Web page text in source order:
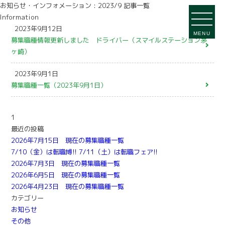
MENU
お知らせ・インフォメーション : 2023/9 記事一覧
Information
2023年9月12日
募集職種情報更新しました ドライバー（スマイルステーション茅
ヶ崎）
2023年9月1日
募集職種一覧（2023年9月1日）
1
最近の投稿
2026年7月15日 現在の募集職種一覧
7/10（金）は転職博!! 7/11（土）は転職フェア!!
2026年7月3日 現在の募集職種一覧
2026年6月5日 現在の募集職種一覧
2026年4月23日 現在の募集職種一覧
カテゴリー
お知らせ
その他